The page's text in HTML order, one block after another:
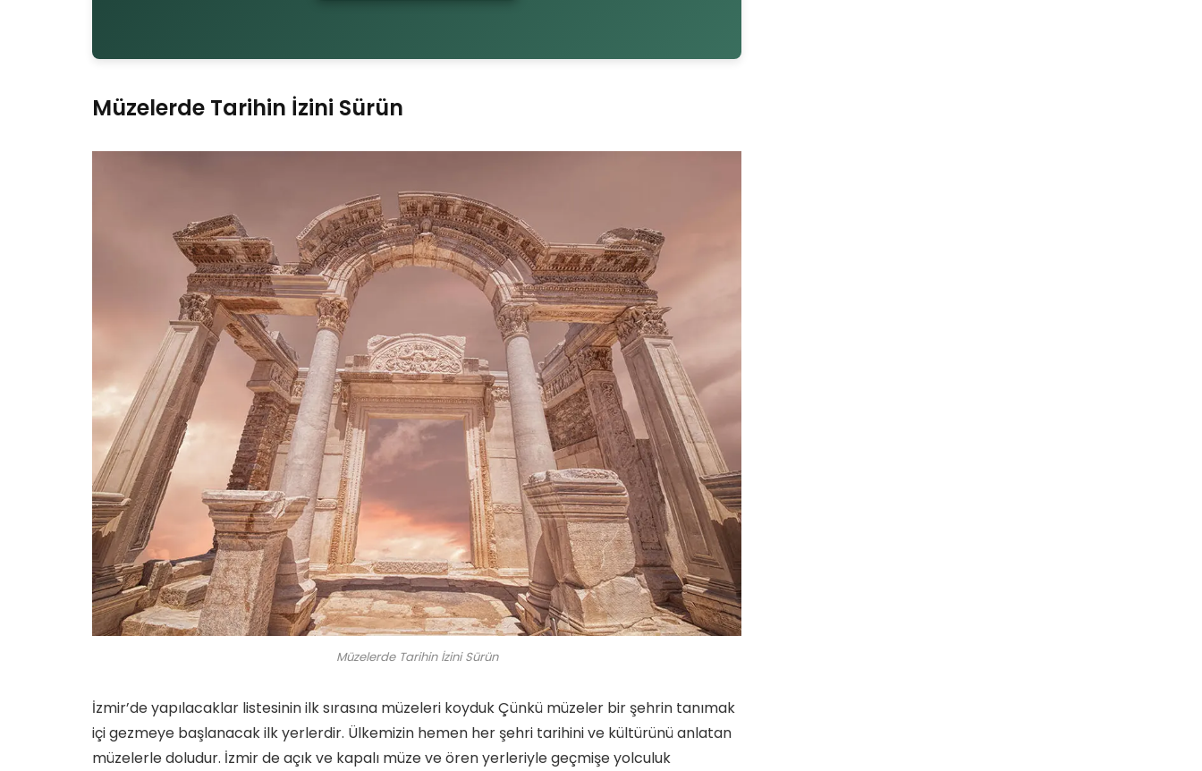
Müzelerde Tarihin İzini Sürün
Müzelerde Tarihin İzini Sürün
İzmir’de yapılacaklar listesinin ilk sırasına müzeleri koyduk Çünkü müzeler bir şehrin tanımak
içi gezmeye başlanacak ilk yerlerdir. Ülkemizin hemen her şehri tarihini ve kültürünü anlatan
müzelerle doludur. İzmir de açık ve kapalı müze ve ören yerleriyle geçmişe yolculuk